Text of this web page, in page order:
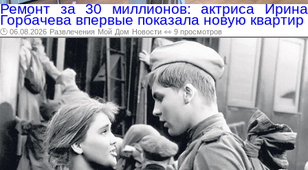
Ремонт за 30 миллионов: актриса Ирина
Горбачева впервые показала новую квартир
🕑 06.08.2026 Развлечения Мой Дом Новости 👀 9 просмотров